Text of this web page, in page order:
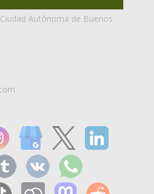
Autónoma de Buenos